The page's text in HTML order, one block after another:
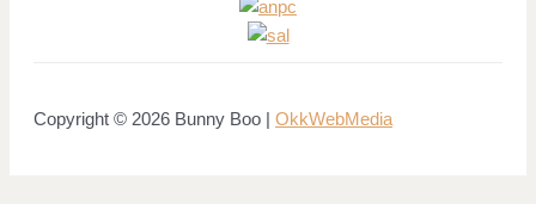
Copyright © 2026 Bunny Boo | OkkWebMedia